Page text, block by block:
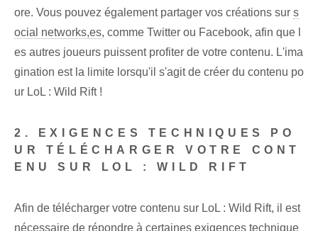
ore. Vous pouvez également partager vos créations sur s
ocial networks,es, comme Twitter ou Facebook, afin que l
es autres joueurs puissent profiter de votre contenu. L'ima
gination est la limite lorsqu'il s'agit de créer du contenu po
ur LoL : Wild Rift !
2. EXIGENCES TECHNIQUES PO
UR TÉLÉCHARGER VOTRE CONT
ENU SUR LOL : WILD RIFT
Afin de télécharger votre contenu sur LoL : Wild Rift, il est
nécessaire de répondre à certaines exigences technique